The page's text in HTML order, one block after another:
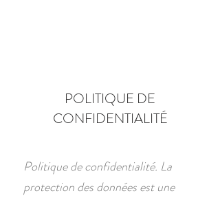
POLITIQUE DE
CONFIDENTIALITÉ
Politique de confidentialité. La
protection des données est une